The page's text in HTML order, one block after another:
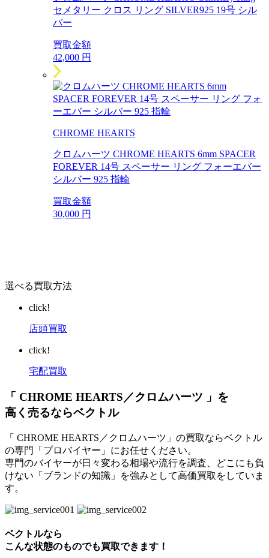
セメタリー クロス リング SILVER925 19号 シル
バー
買取金額
42,000 円
CHROME HEARTS
クロムハーツ CHROME HEARTS 6mm SPACER
FOREVER 14号 スペーサー リング フォーエバー
シルバー 925 指輪
買取金額
30,000 円
選べる買取方法
click!
店頭買取
click!
宅配買取
「 CHROME HEARTS／クロムハーツ 」を
高く売るならベクトル
「 CHROME HEARTS／クロムハーツ」の買取ならベクトル
の専門「プロバイヤー」にお任せください。
専門のバイヤーが日々変わる相場や流行を調査、どこにも負
けない「ブランドの知識」を強みとして高価買取をしていま
す。
ベクトルなら
こんな状態のものでも買取できます！